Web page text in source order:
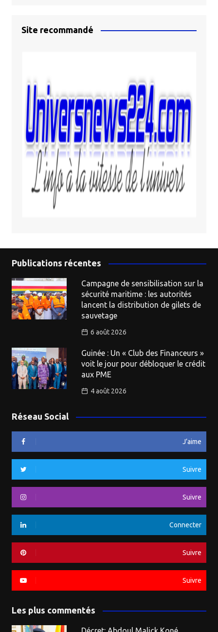
Site recommandé
Publications récentes
Campagne de sensibilisation sur la
sécurité maritime : les autorités
lancent la distribution de gilets de
sauvetage
6 août 2026
Guinée : Un « Club des Financeurs »
voit le jour pour débloquer le crédit
aux PME
4 août 2026
Réseau Social
J’aime
Suivre
Suivre
Connecter
Suivre
Suivre
Les plus commentés